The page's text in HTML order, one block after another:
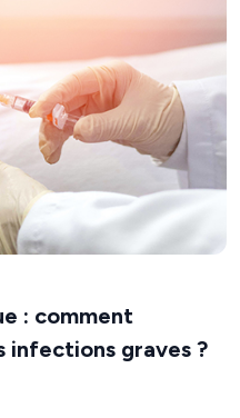
: comment
infections graves ?